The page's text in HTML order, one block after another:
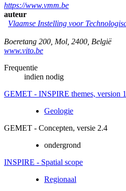
https://www.vmm.be
auteur
Vlaamse Instelling voor
Boeretang 200 Mol 2400 België
www.vito.be
Frequentie
indien nodig
GEMET - INSPIRE themes, version
Geologie
GEMET - Concepten, versie 2.4
ondergrond
INSPIRE - Spatial scope
Regionaal